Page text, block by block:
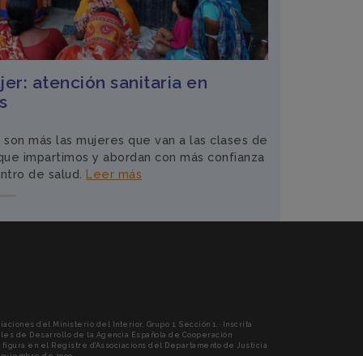
atención sanitaria en
son más las mujeres que van a las clases de
impartimos y abordan con más confianza
de salud. Leer más
del Ministerio del Interior, Grupo 1, Sección 1. · Inscrita
de Desarrollo de la Agencia Española de Cooperación
figura en el Registre d'Associacions del Departamento de Justicia